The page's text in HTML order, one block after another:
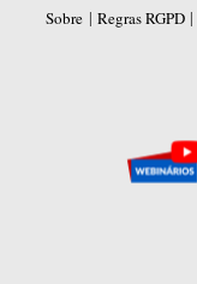
Sobre | Regras RGPD|